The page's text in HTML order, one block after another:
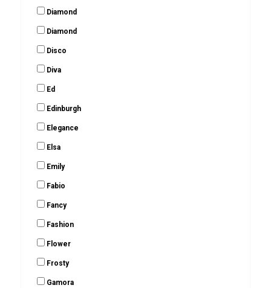
Diamond
Diamond
Disco
Diva
Ed
Edinburgh
Elegance
Elsa
Emily
Fabio
Fancy
Fashion
Flower
Frosty
Gamora